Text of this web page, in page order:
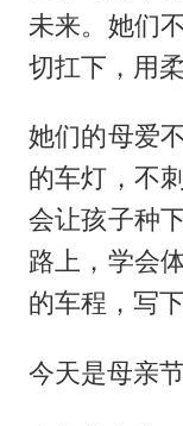
未来。她们
切扛下，用
她们的母爱
的车灯，不
会让孩子种
路上，学会
的车程，写
今天是母亲节